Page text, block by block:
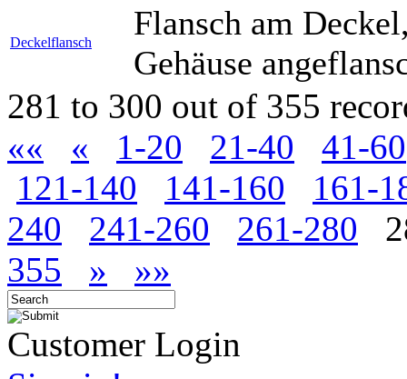
Deckelflansch
Flansch am
Gehäuse
281 to 300 out of 355
««
« 1-20 21-40
41-60
121-140
141-160
161-
240
241-260 261-280
355
»
»»
Customer Login